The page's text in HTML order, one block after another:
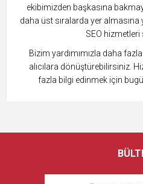
ekibimizden başkasına
daha üst sıralarda yer
SEO
Bizim yardımımızla daha
alıcılara dönüştürebilirsiniz.
fazla bilgi edinmek için